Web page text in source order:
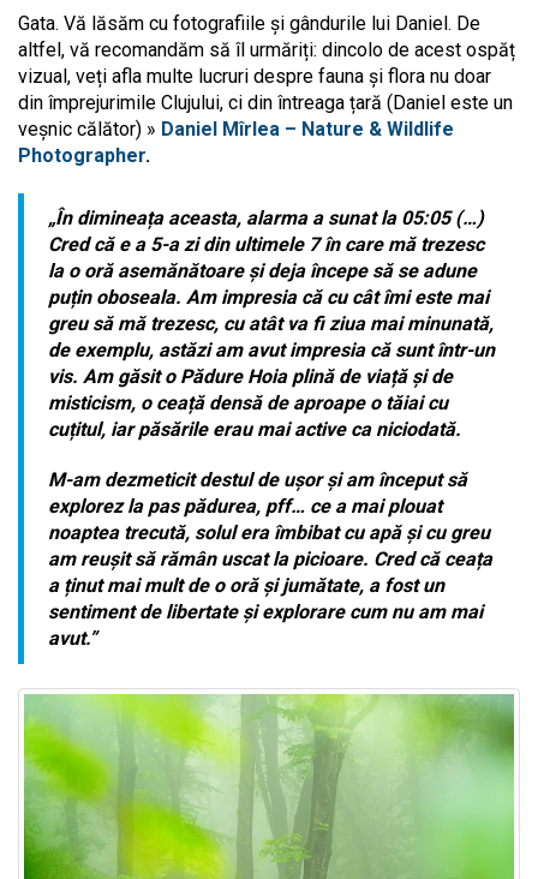
Gata. Vă lăsăm cu fotografiile și gândurile lui Daniel. De
altfel, vă recomandăm să îl urmăriți: dincolo de acest ospăț
vizual, veți afla multe lucruri despre fauna și flora nu doar
din împrejurimile Clujului, ci din întreaga țară (Daniel este un
veșnic călător) » Daniel Mîrlea – Nature & Wildlife
Photographer.
„În dimineața aceasta, alarma a sunat la 05:05 (…)
Cred că e a 5-a zi din ultimele 7 în care mă trezesc
la o oră asemănătoare și deja începe să se adune
puțin oboseala. Am impresia că cu cât îmi este mai
greu să mă trezesc, cu atât va fi ziua mai minunată,
de exemplu, astăzi am avut impresia că sunt într-un
vis. Am găsit o Pădure Hoia plină de viață și de
misticism, o ceață densă de aproape o tăiai cu
cuțitul, iar păsările erau mai active ca niciodată.
M-am dezmeticit destul de ușor și am început să
explorez la pas pădurea, pff… ce a mai plouat
noaptea trecută, solul era îmbibat cu apă și cu greu
am reușit să rămân uscat la picioare. Cred că ceața
a ținut mai mult de o oră și jumătate, a fost un
sentiment de libertate și explorare cum nu am mai
avut.”